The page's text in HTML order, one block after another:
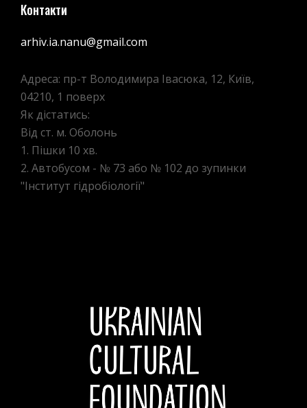
Контакти
arhiv.ia.nanu@gmail.com
Адреса: пр-т Володимира Івасюка, 12, Київ,
04210, 1 поверх
Як дістатись:
Від ст. м. Оболонь
1. Пішки 10 хв.
2. Автобусом - № 73 або № 102 до зупинки
"Інститут гідробіології"